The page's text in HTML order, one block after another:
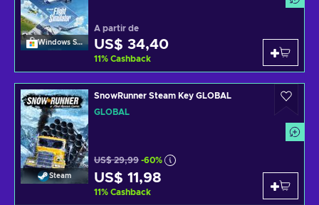
Windows Store
A partir de
US$ 34,40
11% Cashback
Steam
SnowRunner Steam Key GLOBAL
GLOBAL
US$ 29,99 -60%
US$ 11,98
11% Cashback